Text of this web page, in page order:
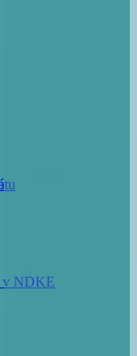
v NDKE